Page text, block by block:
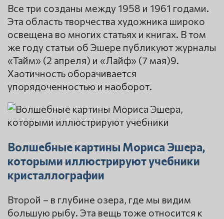
Все три созданы между 1958 и 1961 годами.
Эта область творчества художника широко
освещена во многих статьях и книгах. В том
же году статьи об Эшере публикуют журналы
«Тайм» (2 апреля) и «Лайф» (7 мая)9.
Хаотичность оборачивается
упорядоченностью и наоборот.
Волшебные картины Мориса Эшера,
которыми иллюстрируют учебники
кристаллографии
Второй – в глубине озера, где мы видим
большую рыбу. Эта вещь тоже относится к